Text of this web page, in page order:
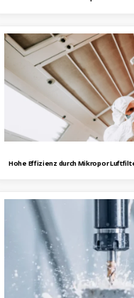
Hohe Effizienz durch Mikropor